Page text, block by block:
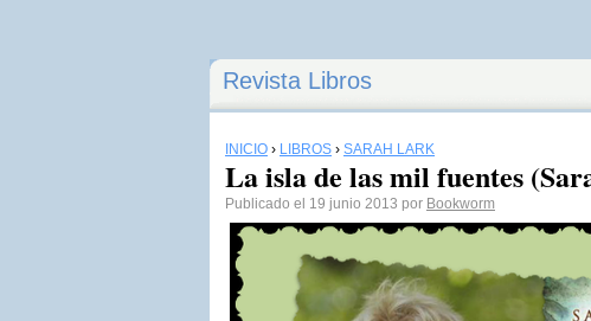
Revista Libros
INICIO › LIBROS › SARAH LARK
La isla de las mil fuentes
Publicado el 19 junio 2013 por Bookworm